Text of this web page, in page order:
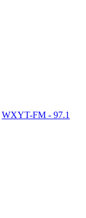
WXYT-FM - 97.1